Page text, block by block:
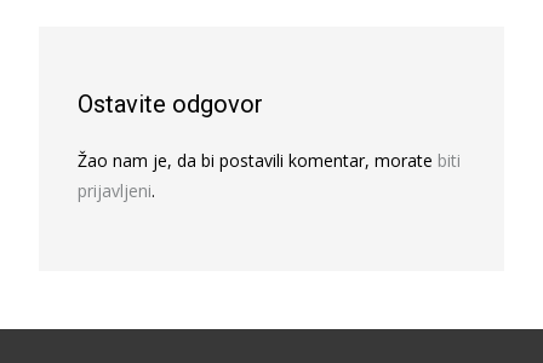
Ostavite odgovor
Žao nam je, da bi postavili komentar, morate biti
prijavljeni.